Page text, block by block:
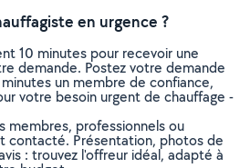
en urgence ?
10 minutes pour recevoir une
demande. Postez votre demande
un membre de confiance,
votre besoin urgent de chauffage -
membres, professionnels ou
contacté. Présentation, photos de
: trouvez l'offreur idéal, adapté à